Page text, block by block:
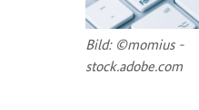
Bild: ©mo­mi­us -
stock.adobe.com